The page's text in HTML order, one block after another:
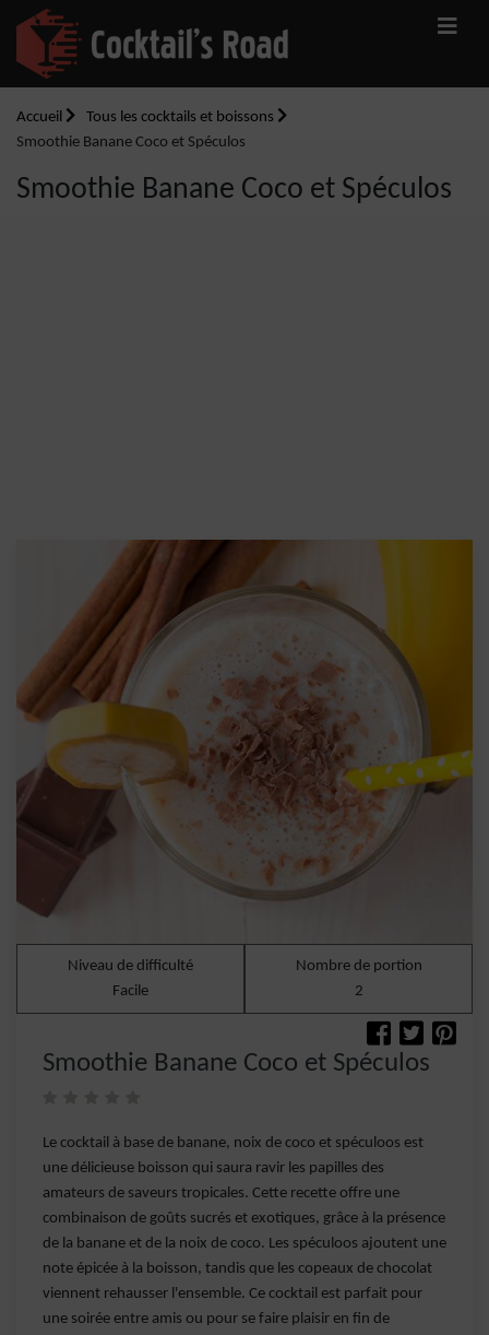
Accueil
Tous les cocktails et boissons
Smoothie Banane Coco et Spéculos
Smoothie Banane Coco et Spéculos
Niveau de difficulté
Facile
Nombre de portion
2
Smoothie Banane Coco et Spéculos
Le cocktail à base de banane, noix de coco et spéculoos est
une délicieuse boisson qui saura ravir les papilles des
amateurs de saveurs tropicales. Cette recette offre une
combinaison de goûts sucrés et exotiques, grâce à la présence
de la banane et de la noix de coco. Les spéculoos ajoutent une
note épicée à la boisson, tandis que les copeaux de chocolat
viennent rehausser l'ensemble. Ce cocktail est parfait pour
une soirée entre amis ou pour se faire plaisir en fin de